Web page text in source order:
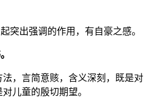
突出强调的作用，有自豪之感。
，言简意赅，含义深刻，既是对
儿童的殷切期望。